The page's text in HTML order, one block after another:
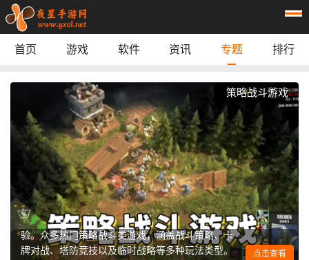
休闲益智：阿凡达孩童世界
模拟经营：梅尔沃放置
角色扮演：我的世界经典版
游戏辅助：mt画质助手240帧
游戏辅助：鲸鱼漫游
游戏辅助：萌宅社区
实用工具：steam link
首页 游戏 应用 资讯
专题 榜单
首页 游戏 软件 资讯 专题 排行
策略战斗游戏
为大家带来优质的策略战斗游戏推荐，并整理最新
策略战斗手游排行榜，帮助玩家快速发现高人气、
高品质的策略佳作，享受智慧与实力并存的战斗体
验。众多热门策略战斗类游戏，涵盖战斗策略、卡
牌对战、塔防竞技以及临时战略等多种玩法类型。
点击查看